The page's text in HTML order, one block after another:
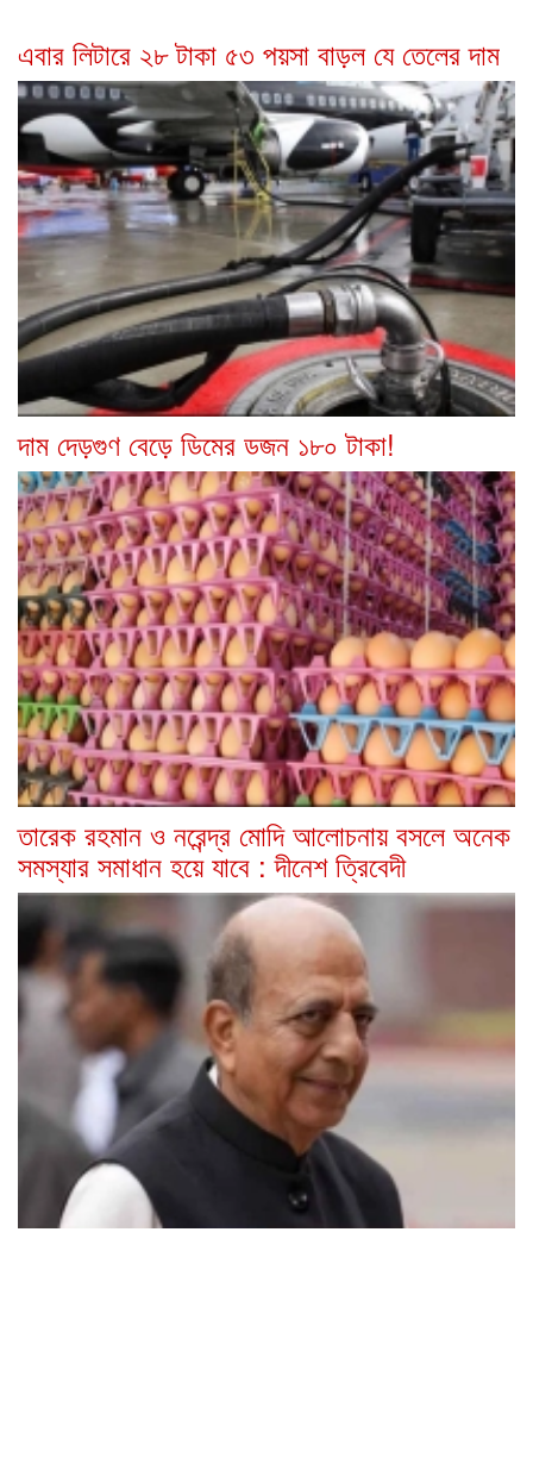
এবার লিটারে ২৮ টাকা ৫৩ পয়সা বাড়ল যে তেলের দাম
দাম দেড়গুণ বেড়ে ডিমের ডজন ১৮০ টাকা!
তারেক রহমান ও নরেন্দ্র মোদি আলোচনায় বসলে অনেক
সমস্যার সমাধান হয়ে যাবে : দীনেশ ত্রিবেদী